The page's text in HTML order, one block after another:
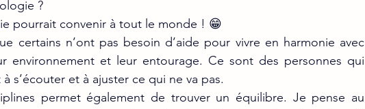
?
pourrait convenir à tout le monde ! 😁
certains n’ont pas besoin d’aide pour vivre en harmonie avec
environnement et leur entourage. Ce sont des personnes qui
s’écouter et à ajuster ce qui ne va pas.
permet également de trouver un équilibre. Je pense au